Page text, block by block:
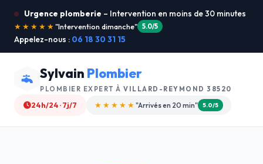
Urgence plomberie – Intervention en moins de 30 minutes
★★★★★"Je recommande !" 4.9/5
Appelez-nous : 06 18 30 31 15
Sylvain Plombier
PLOMBIER EXPERT À VILLARD-REYMOND 38520
24h/24 · 7j/7 ★★★★☆ "Devis gratuit" 4.8/5